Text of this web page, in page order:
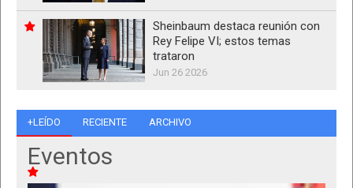
Sheinbaum destaca reunión con
Rey Felipe VI; estos temas
trataron
Jun 26 2026
+LEÍDO RECIENTE ARCHIVO
Eventos